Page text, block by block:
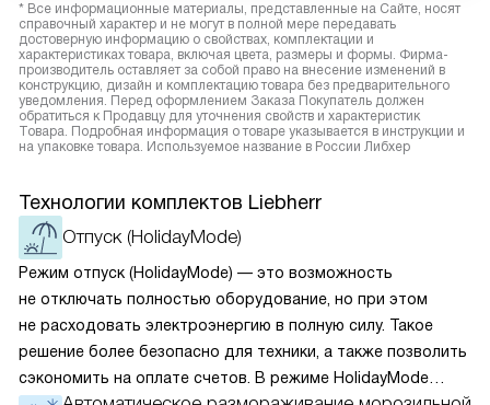
* Все информационные материалы, представленные на Сайте, носят
справочный характер и не могут в полной мере передавать
достоверную информацию о свойствах, комплектации и
характеристиках товара, включая цвета, размеры и формы. Фирма-
производитель оставляет за собой право на внесение изменений в
конструкцию, дизайн и комплектацию товара без предварительного
уведомления. Перед оформлением Заказа Покупатель должен
обратиться к Продавцу для уточнения свойств и характеристик
Товара. Подробная информация о товаре указывается в инструкции и
на упаковке товара. Используемое название в России Либхер
Технологии комплектов Liebherr
Отпуск (HolidayMode)
Режим отпуск (HolidayMode) — это возможность
не отключать полностью оборудование, но при этом
не расходовать электроэнергию в полную силу. Такое
решение более безопасно для техники, а также позволить
сэкономить на оплате счетов. В режиме HolidayMode